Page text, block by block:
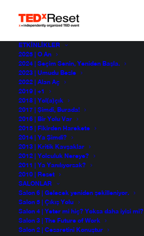
ETKINLIKLER
2025 | O An
2024 | Seçim Senin, Yeniden Başla.
2023 | Umudu Besle
2022 | Alan Aç
2019 | +1
2018 | Yol(a)çık
2017 | Şimdi, Burada!
2016 | Bir Yolu Var
2015 | Fikirden Harekete
2014 | Ya Şimdi?
2013 | Kritik Kavşaklar
2012 | Yolculuk Nereye?
2011 | Ya Yanılıyorsak?
2010 | Reset
SALONLAR
Salon 6 | Gelecek yeniden şekilleniyor.
Salon 5 | Çıkış Yolu
Salon 4 | Yeter mi hiç? Yoksa daha iyisi mi?
Salon 3 | The Future of Work
Salon 2 | Cesaretini Konuştur